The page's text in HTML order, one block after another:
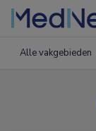
Alle vakgebieden